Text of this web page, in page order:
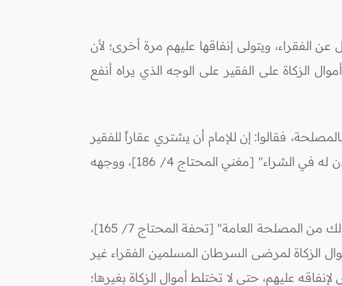
الفقراء، ويتولى إنفاقها عليهم مرة أخرى؛ لأن
الزكاة على الفقير على الوجه الذي يراه أنفع
فقالوا: إن للإمام أن يشتري عقاراً للفقير
يستغله، قال الإمام الزركشي رحمه الله: "يشبه أن يكون كالغازي إن شاء اشترى له، وإن شاء دفع له وأذن له في الشراء" [مغني المحتاج 4/ 186]، ووجهه
ويقول شيخ الإسلام ابن حجر الهيتمي رحمه الله: "له أن يُلزمه بالشراء وعدم إخراجه عن ملكه لما في ذلك من المصلحة العامة" [تحفة المحتاج 7/ 165]،
الزكاة لمرضى السرطان المسلمين الفقراء غير
عليهم، حتى لا تختلط أموال الزكاة بغيرها؛